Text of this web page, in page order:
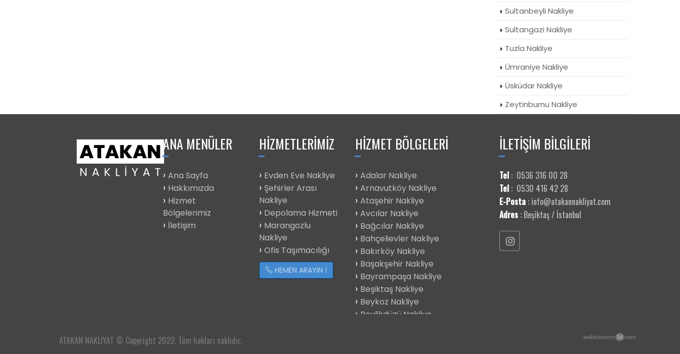
Sultanbeyli Nakliye
Sultangazi Nakliye
Tuzla Nakliye
Ümraniye Nakliye
Üsküdar Nakliye
Zeytinburnu Nakliye
ANA MENÜLER
Ana Sayfa
Hakkımızda
Hizmet
Bölgelerimiz
İletişim
HIZMETLERIMIZ
Evden Eve Nakliye
Şehirler Arası
Nakliye
Depolama Hizmeti
Marangozlu
Nakliye
Ofis Taşımacılığı
HEMEN ARAYIN !
HIZMET BÖLGELERI
Adalar Nakliye
Arnavutköy Nakliye
Ataşehir Nakliye
Avcılar Nakliye
Bağcılar Nakliye
Bahçelievler Nakliye
Bakırköy Nakliye
Başakşehir Nakliye
Bayrampaşa Nakliye
Beşiktaş Nakliye
Beykoz Nakliye
Beylikdüzü Nakliye
İLETİŞİM BİLGİLERİ
Tel : 0536 316 00 28
Tel : 0530 416 42 28
E-Posta : info@atakannakliyat.com
Adres : Beşiktaş / İstanbul
ATAKAN NAKLİYAT © Copyright 2022. Tüm hakları saklıdır.